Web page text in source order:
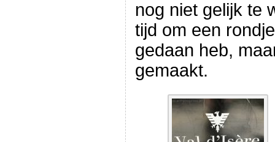
nog niet gelijk te
tijd om een
gedaan heb,
gemaakt.